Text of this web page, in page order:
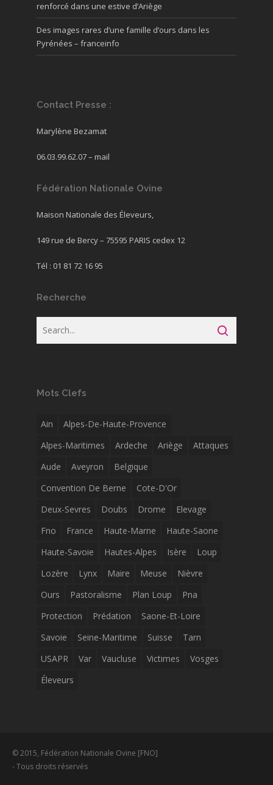
renforcé dans une estive d’Ariège
Des images rares d’une famille d’ours dans les
Pyrénées – franceinfo
Contact Presse :
Marylène Bezamat
06.03.99.62.07 – mail
Fédération Nationale Ovine
Maison Nationale des Éleveurs,
149 rue de Bercy – 75595 PARIS cedex 12
Tél : 01 81 72 16 95
Recherche
Mots Clefs
Ain
Alpes-De-Haute-Provence
Alpes-Maritimes
Ardeche Ariège
Attaques
Aude
Aveyron
Belgique
Convention De Berne
Cote-D'Or
Deux-Sevres
Doubs Drome
Elevage
Fno
France Haute-Marne
Haute-Saone
Haute-Savoie
Hautes-Alpes Isère
Loup
Lozère
Lynx Maire Meuse
Nièvre
Ours
Pastoralisme Plan Loup
Pna
Protection
Prédation
Saone-Et-Loire
Savoie
Seine-Maritime Suisse
Tarn
USAPR
Var Vaucluse Victimes
Vosges
Éleveurs
© 2015, Fédération Nationale Ovine [FNO]
- Tous droits réservés